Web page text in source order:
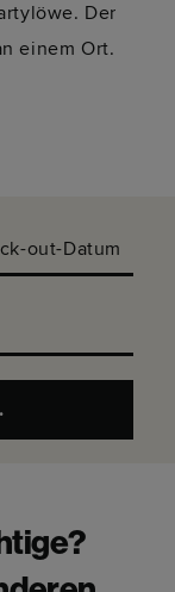
Der
einem Ort.
out-Datum